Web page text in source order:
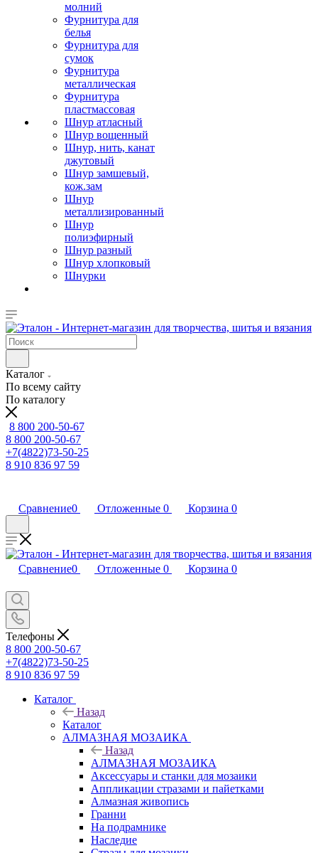
молний
Фурнитура для
белья
Фурнитура для
сумок
Фурнитура
металлическая
Фурнитура
пластмассовая
Шнур атласный
Шнур вощенный
Шнур, нить, канат
джутовый
Шнур замшевый,
кож.зам
Шнур
металлизированный
Шнур
полиэфирный
Шнур разный
Шнур хлопковый
Шнурки
Каталог
По всему сайту
По каталогу
8 800 200-50-67
8 800 200-50-67
+7(4822)73-50-25
8 910 836 97 59
Сравнение0 Отложенные 0 Корзина 0
Сравнение0 Отложенные 0 Корзина 0
Телефоны
8 800 200-50-67
+7(4822)73-50-25
8 910 836 97 59
Каталог
Назад
Каталог
АЛМАЗНАЯ МОЗАИКА
Назад
АЛМАЗНАЯ МОЗАИКА
Аксессуары и станки для мозаики
Аппликации стразами и пайетками
Алмазная живопись
Гранни
На подрамнике
Наследие